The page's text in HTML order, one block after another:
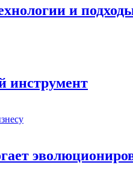
и
инструмент